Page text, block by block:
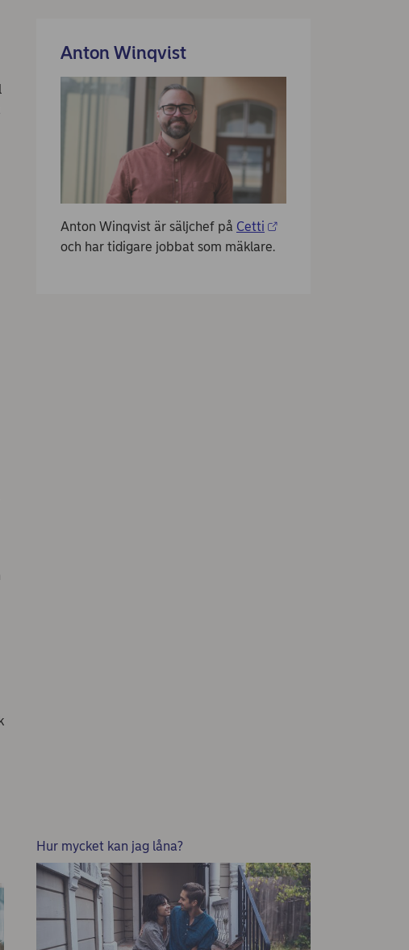
Anton Winqvist
Anton Winqvist är säljchef på Cetti
och har tidigare jobbat som mäklare.
Hur mycket kan jag låna?